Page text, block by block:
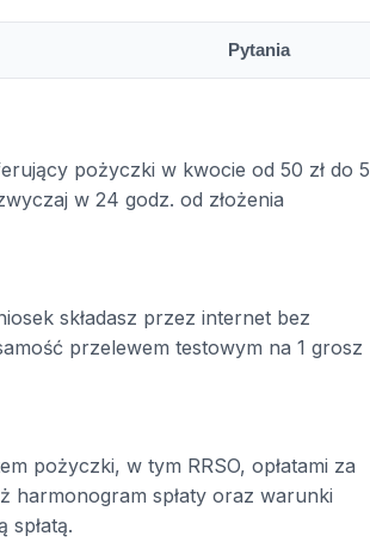
Pytania
pożyczki w kwocie od 50 zł do 5
w 24 godz. od złożenia
składasz przez internet bez
przelewem testowym na 1 grosz
pożyczki, w tym RRSO, opłatami za
harmonogram spłaty oraz warunki
spłatą.